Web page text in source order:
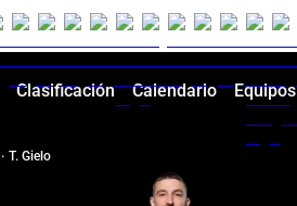
Clasificación Calendario Equipos
· T. Gielo